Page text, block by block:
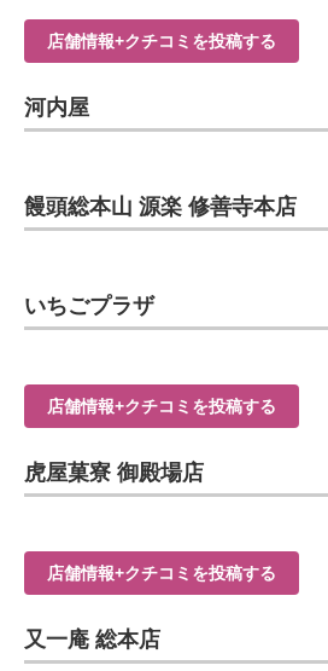
店舗情報+クチコミを投稿する
河内屋
饅頭総本山 源楽 修善寺本店
いちごプラザ
店舗情報+クチコミを投稿する
虎屋菓寮 御殿場店
店舗情報+クチコミを投稿する
又一庵 総本店